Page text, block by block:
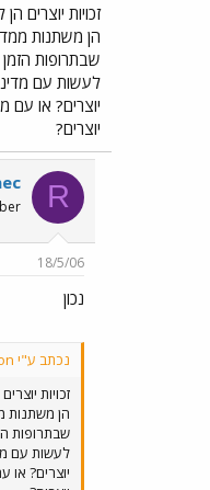
זכויות יוצרים הן לא
הן משתנות
שבתרופות
לעשות עם
יוצרים? או עם
יוצרים?
R
18/5/06
נכון
נכתב ע"י levikon:
זכויות יוצרים
הן משתנות
שבתרופות
לעשות עם
יוצרים? או